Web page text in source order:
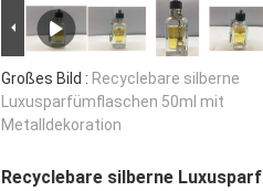
Großes Bild : Recyclebare silberne
Luxusparfümflaschen 50ml mit
Metalldekoration
Recyclebare silberne